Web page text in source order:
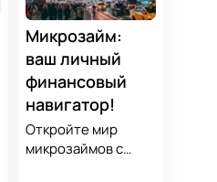
финансам здесь!
Микрозайм:
ваш личный
финансовый
навигатор!
Откройте мир
микрозаймов с